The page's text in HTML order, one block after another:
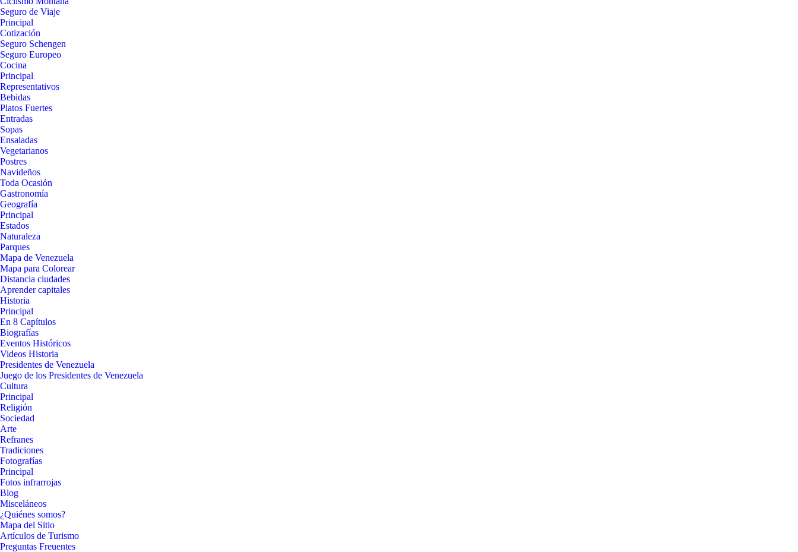
Seguro de Viaje
Principal
Cotización
Seguro Schengen
Seguro Europeo
Cocina
Principal
Representativos
Bebidas
Platos Fuertes
Entradas
Sopas
Ensaladas
Vegetarianos
Postres
Navideños
Toda Ocasión
Gastronomía
Geografía
Principal
Estados
Naturaleza
Parques
Mapa de Venezuela
Mapa para Colorear
Distancia ciudades
Aprender capitales
Historia
Principal
En 8 Capítulos
Biografías
Eventos Históricos
Videos Historia
Presidentes de Venezuela
Juego de los Presidentes de Venezuela
Cultura
Principal
Religión
Sociedad
Arte
Refranes
Tradiciones
Fotografías
Principal
Fotos infrarrojas
Blog
Misceláneos
¿Quiénes somos?
Mapa del Sitio
Artículos de Turismo
Preguntas Freuentes